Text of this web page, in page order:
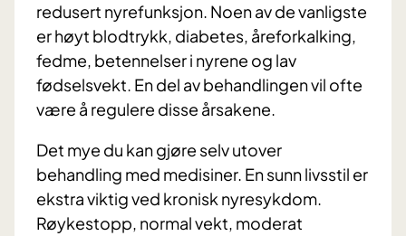
redusert nyrefunksjon. Noen av de vanligste
er høyt blodtrykk, diabetes, åreforkalking,
fedme, betennelser i nyrene og lav
fødselsvekt. En del av behandlingen vil ofte
være å regulere disse årsakene.
Det mye du kan gjøre selv utover
behandling med medisiner. En sunn livsstil er
ekstra viktig ved kronisk nyresykdom.
Røykestopp, normal vekt, moderat